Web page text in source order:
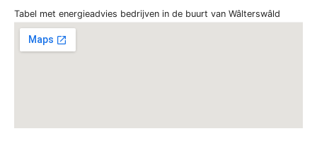
Tabel met energieadvies bedrijven in de buurt van Wâlterswâld